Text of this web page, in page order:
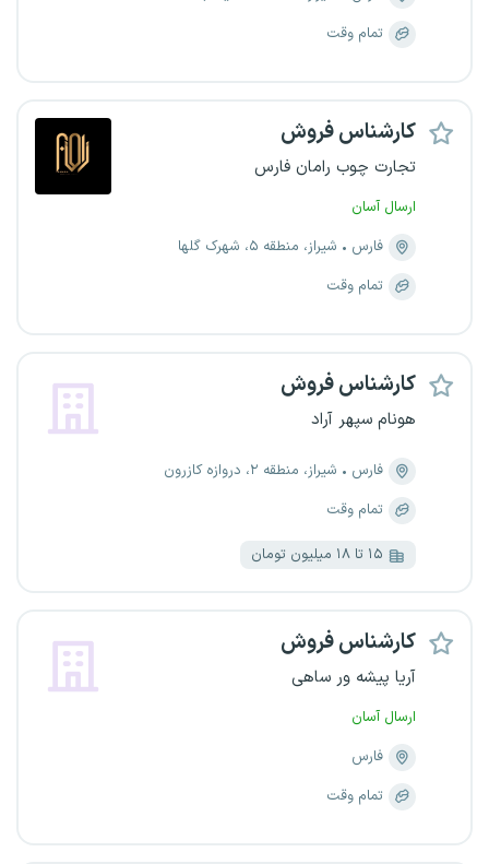
تمام وقت
کارشناس فروش
تجارت چوب رامان فارس
ارسال آسان
فارس
شیراز، منطقه ۵، شهرک گلها
تمام وقت
کارشناس فروش
هونام سپهر آراد
فارس
شیراز، منطقه ۲، دروازه کازرون
تمام وقت
۱۵ تا ۱۸ میلیون تومان
کارشناس فروش
آریا پیشه ور ساهی
ارسال آسان
فارس
تمام وقت